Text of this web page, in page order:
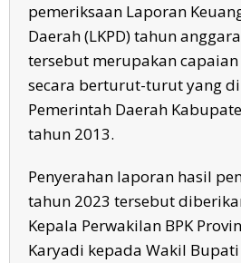
pemeriksaan Laporan
Daerah (LKPD) tahun
tersebut merupakan
secara berturut-turut yang
Pemerintah Daerah
tahun 2013.
Penyerahan laporan hasil
tahun 2023 tersebut
Kepala Perwakilan BPK
Karyadi kepada Wakil